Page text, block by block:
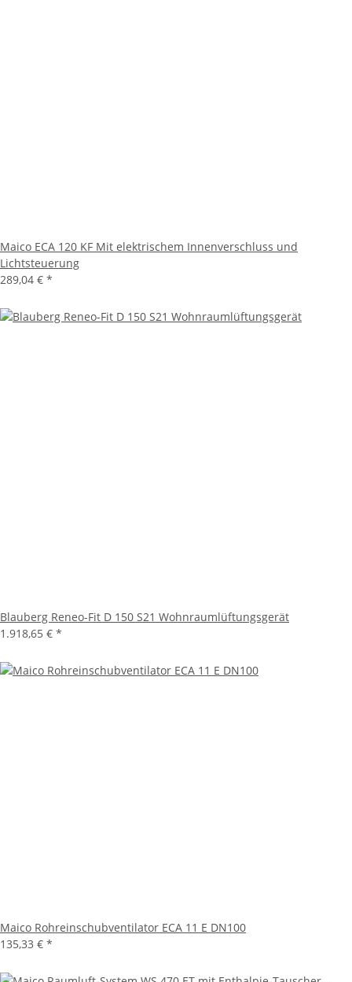
Maico ECA 120 KF Mit elektrischem Innenverschluss und
Lichtsteuerung
289,04 € *
Blauberg Reneo-Fit D 150 S21 Wohnraumlüftungsgerät
1.918,65 € *
Maico Rohreinschubventilator ECA 11 E DN100
135,33 € *